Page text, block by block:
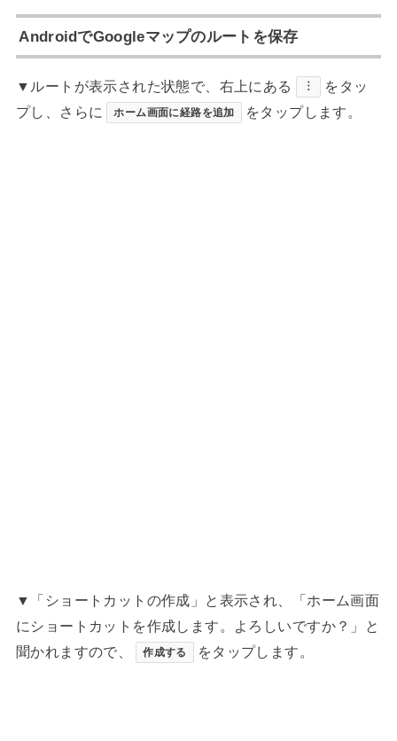
AndroidでGoogleマップのルートを保存
▼ルートが表示された状態で、右上にある ︙
をタッ
プし、さらに
ホーム画面に経路を追加 をタップします。
▼「ショートカットの作成」と表示され、「ホーム画面
にショートカットを作成します。よろしいですか？」と
聞かれますので、
作成する をタップします。